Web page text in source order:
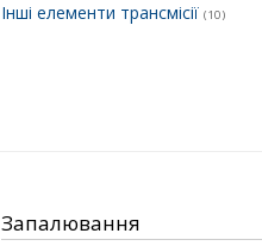
Інші елементи трансмісії (10)
Запалювання